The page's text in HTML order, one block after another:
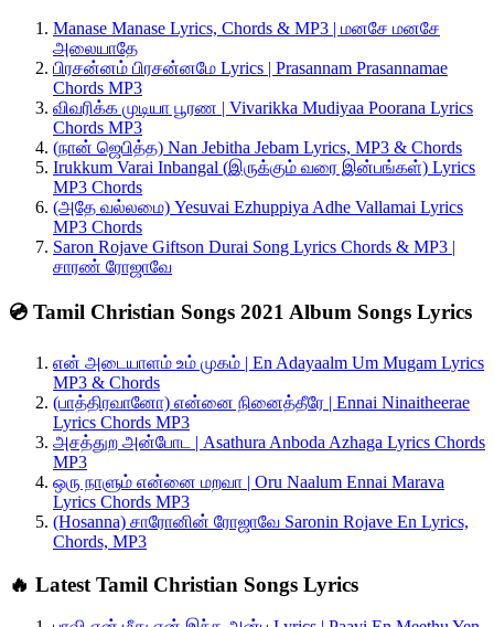
Manase Manase Lyrics, Chords & MP3 | மனசே மனசே
அலையாதே
பிரசன்னம் பிரசன்னமே Lyrics | Prasannam Prasannamae
Chords MP3
விவரிக்க முடியா பூரண | Vivarikka Mudiyaa Poorana Lyrics
Chords MP3
(நான் ஜெபித்த) Nan Jebitha Jebam Lyrics, MP3 & Chords
Irukkum Varai Inbangal (இருக்கும் வரை இன்பங்கள்) Lyrics
MP3 Chords
(அதே வல்லமை) Yesuvai Ezhuppiya Adhe Vallamai Lyrics
MP3 Chords
Saron Rojave Giftson Durai Song Lyrics Chords & MP3 |
சாரண் ரோஜாவே
💿 Tamil Christian Songs 2021 Album Songs Lyrics
என் அடையாளம் உம் முகம் | En Adayaalm Um Mugam Lyrics
MP3 & Chords
(பாத்திரவானோ) என்னை நினைத்தீரே | Ennai Ninaitheerae
Lyrics Chords MP3
அசத்துற அன்போட | Asathura Anboda Azhaga Lyrics Chords
MP3
ஒரு நாளும் என்னை மறவா | Oru Naalum Ennai Marava
Lyrics Chords MP3
(Hosanna) சாரோனின் ரோஜாவே Saronin Rojave En Lyrics,
Chords, MP3
🔥 Latest Tamil Christian Songs Lyrics